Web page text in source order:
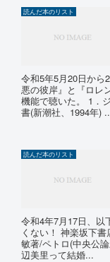
読んだ本のリスト
令和5年5月20日から
悪の彼岸』と『ロレ
機能で聴いた。 1．
書(新潮社、1994年)
読んだ本のリスト
令和4年7月17日、以
くない！ 神楽坂下
敏著/ペトロ(中央公
辺美里って結婚...